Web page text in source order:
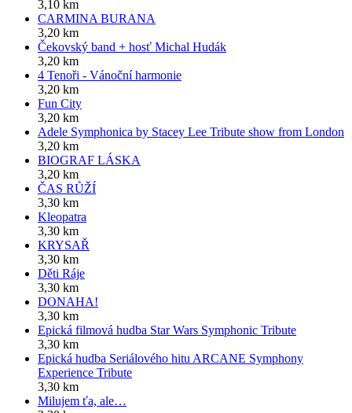
3,10 km
CARMINA BURANA
3,20 km
Čekovský band + hosť Michal Hudák
3,20 km
4 Tenoři - Vánoční harmonie
3,20 km
Fun City
3,20 km
Adele Symphonica by Stacey Lee Tribute show from London
3,20 km
BIOGRAF LÁSKA
3,20 km
ČAS RŮŽÍ
3,30 km
Kleopatra
3,30 km
KRYSAŘ
3,30 km
Děti Ráje
3,30 km
DONAHA!
3,30 km
Epická filmová hudba Star Wars Symphonic Tribute
3,30 km
Epická hudba Seriálového hitu ARCANE Symphony
Experience Tribute
3,30 km
Milujem ťa, ale…